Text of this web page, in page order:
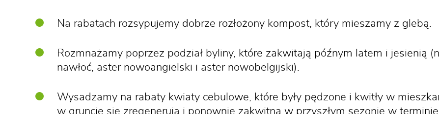
Na rabatach rozsypujemy dobrze rozłożony kompost, który mieszamy z glebą.
Rozmnażamy poprzez podział byliny, które zakwitają późnym latem i jesienią
nawłoć, aster nowoangielski i aster nowobelgijski).
Wysadzamy na rabaty kwiaty cebulowe, które były pędzone i kwitły w
w gruncie się zregenerują i ponownie zakwitną w przyszłym sezonie w